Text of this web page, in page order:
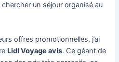
chercher un séjour organisé au
offres promotionnelles, j’ai
Lidl Voyage avis. Ce géant de